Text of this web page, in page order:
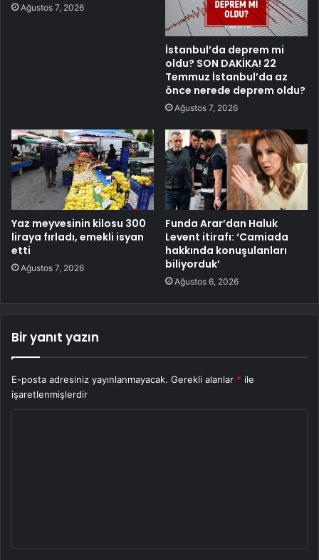
Ağustos 7, 2026
İstanbul’da deprem mi
oldu? SON DAKİKA! 22
Temmuz İstanbul’da az
önce nerede deprem oldu?
Ağustos 7, 2026
Yaz meyvesinin kilosu 300
liraya fırladı, emekli isyan
etti
Ağustos 7, 2026
Funda Arar’dan Haluk
Levent itirafı: ‘Camiada
hakkında konuşulanları
biliyorduk’
Ağustos 6, 2026
Bir yanıt yazın
E-posta adresiniz yayınlanmayacak. Gerekli alanlar * ile
işaretlenmişlerdir